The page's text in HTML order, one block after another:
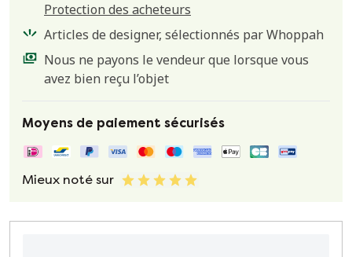
Protection des acheteurs
Articles de designer, sélectionnés par Whoppah
Nous ne payons le vendeur que lorsque vous
avez bien reçu l’objet
Moyens de paiement sécurisés
Mieux noté sur